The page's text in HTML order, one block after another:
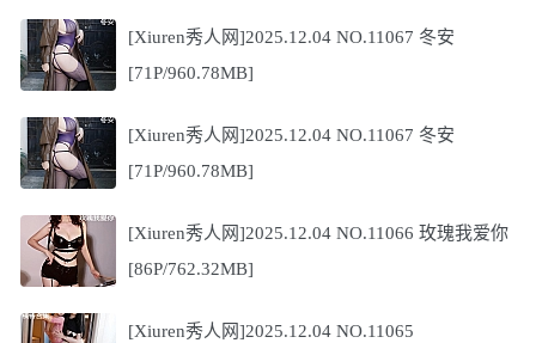
[Xiuren秀人网]2025.12.04 NO.11067 冬安
[71P/960.78MB]
[Xiuren秀人网]2025.12.04 NO.11067 冬安
[71P/960.78MB]
[Xiuren秀人网]2025.12.04 NO.11066 玫瑰我爱你
[86P/762.32MB]
[Xiuren秀人网]2025.12.04 NO.11065